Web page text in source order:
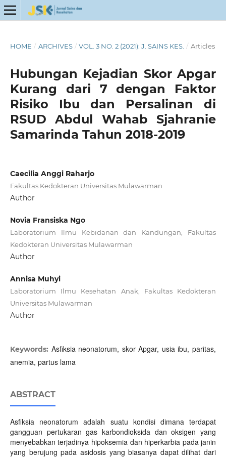
HOME / ARCHIVES / VOL. 3 NO. 2 (2021): J. SAINS KES. / Articles
Hubungan Kejadian Skor Apgar
Kurang dari 7 dengan Faktor
Risiko Ibu dan Persalinan di
RSUD Abdul Wahab Sjahranie
Samarinda Tahun 2018-2019
Caecilia Anggi Raharjo
Fakultas Kedokteran Universitas Mulawarman
Author
Novia Fransiska Ngo
Laboratorium Ilmu Kebidanan dan Kandungan, Fakultas
Kedokteran Universitas Mulawarman
Author
Annisa Muhyi
Laboratorium Ilmu Kesehatan Anak, Fakultas Kedokteran
Universitas Mulawarman
Author
Keywords: Asfiksia neonatorum, skor Apgar, usia ibu, paritas,
anemia, partus lama
ABSTRACT
Asfiksia neonatorum adalah suatu kondisi dimana terdapat
gangguan pertukaran gas karbondioksida dan oksigen yang
menyebabkan terjadinya hipoksemia dan hiperkarbia pada janin
yang berujung pada asidosis yang biasanya dapat dilihat dari